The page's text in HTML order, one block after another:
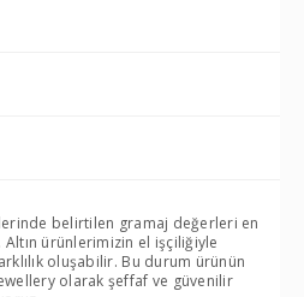
belirtilen gramaj değerleri en
ürünlerimizin el işçiliğiyle
oluşabilir. Bu durum ürünün
olarak şeffaf ve güvenilir